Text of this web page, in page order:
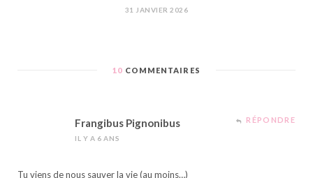
31 JANVIER 2026
10 COMMENTAIRES
Frangibus Pignonibus
IL Y A 6 ANS
RÉPONDRE
Tu viens de nous sauver la vie (au moins…)